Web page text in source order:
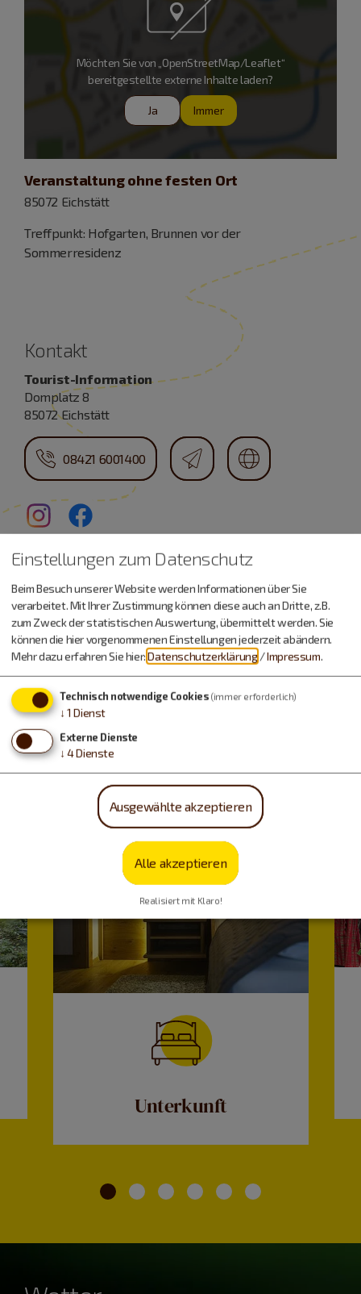
Möchten Sie von „OpenStreetMap/Leaflet“
bereitgestellte externe Inhalte laden?
Ja Immer
Veranstaltung ohne festen Ort
85072 Eichstätt
Treffpunkt: Hofgarten, Brunnen vor der
Sommerresidenz
Kontakt
Tourist-Information
Domplatz 8
85072 Eichstätt
08421 6001400
Urlaub machen, essen,
trinken…
Unterkunft
Einstellungen zum Datenschutz
Beim Besuch unserer Website werden Informationen über Sie
verarbeitet. Mit Ihrer Zustimmung können diese auch an Dritte, z.B.
zum Zweck der statistischen Auswertung, übermittelt werden. Sie
können die hier vorgenommenen Einstellungen jederzeit abändern.
Mehr dazu erfahren Sie hier:Datenschutzerklärung /Impressum.
Technisch notwendige Cookies (immer erforderlich)
↓ 1 Dienst
Externe Dienste
↓ 4Dienste
Ausgewählte akzeptieren
Alle akzeptieren
Realisiert mit Klaro!